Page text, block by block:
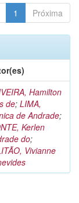
1 Próxima
Hamilton
de; LIMA,
de Andrade;
Kerlen
do;
Vivianne